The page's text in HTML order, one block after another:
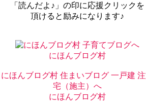
「読んだよ♪」の印に応援クリックを
頂けると励みになります♪
にほんブログ村
にほんブログ村